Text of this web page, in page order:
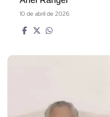
10 de abril de 2026